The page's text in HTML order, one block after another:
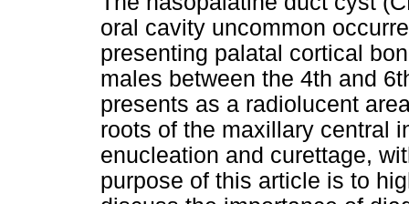
oral cavity uncommon
presenting palatal cortical
males between the 4th and
presents as a radiolucent
roots of the maxillary central
enucleation and curettage,
purpose of this article is to